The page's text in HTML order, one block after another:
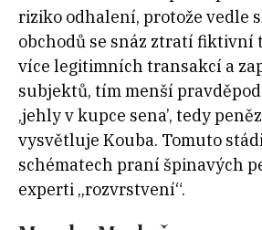
riziko odhalení, protože vedle
obchodů se snáz ztratí fiktivní
více legitimních transakcí a
subjektů, tím menší
‚jehly v kupce sena’, tedy
vysvětluje Kouba. Tomuto
schématech praní špinavých
experti „rozvrstvení“.